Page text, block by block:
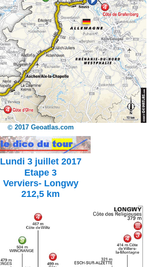
©2017 Geoatlas.com
Lundi 3 juillet 2017
Etape 3
Verviers- Longwy
212,5 km